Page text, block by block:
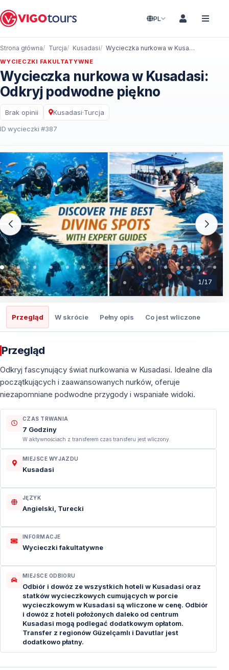
PL
Strona główna Turcja Kusadasi Wycieczka nurkowa w Kusadasi: Odkryj podwodne piękno
WYCIECZKI FAKULTATYWNE
Wycieczka nurkowa w Kusadasi:
Odkryj podwodne piękno
Brak opinii Kusadasi·Turcja
ID wycieczki #387
1/17
Przegląd W skrócie Pełny opis Co jest wliczone
Przegląd
Odkryj fascynujący świat nurkowania w Kusadasi. Idealne dla
początkujących i zaawansowanych nurków, oferuje
niezapomniane podwodne przygody i wspaniałe widoki.
CZAS TRWANIA
7 Godziny
W aktywnościach z transferem czas transferu jest wliczony.
MIEJSCE WYJAZDU
Kusadasi
JĘZYK
Angielski, Turecki
INFORMACJE
Wycieczki fakultatywne
MIEJSCE ODBIORU
Odbiór i dowóz ze wszystkich hoteli w Kusadasi oraz
statków wycieczkowych cumujących w porcie
wycieczkowym w Kusadasi są wliczone w cenę. Odbiór
i dowóz z hoteli położonych daleko od centrum
Kusadasi mogą podlegać dodatkowym opłatom.
Transfer z regionów Güzelçamlı i Davutlar jest
dodatkowo płatny.